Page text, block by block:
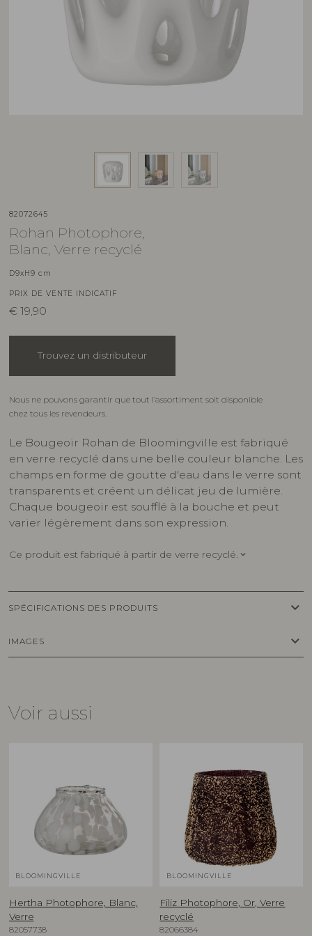
82072645
Rohan Photophore,
Blanc, Verre recyclé
D9xH9 cm
PRIX DE VENTE INDICATIF
€ 19,90
Trouvez un distributeur
Nous ne pouvons garantir que tout l’assortiment soit disponible
chez tous les revendeurs.
Le Bougeoir Rohan de Bloomingville est fabriqué
en verre recyclé dans une belle couleur blanche. Les
champs en forme de goutte d'eau dans le verre sont
transparents et créent un délicat jeu de lumière.
Chaque bougeoir est soufflé à la bouche et peut
varier légèrement dans son expression.
Ce produit est fabriqué à partir de verre recyclé. keyboard_arrow_down
SPÉCIFICATIONS DES PRODUITS keyboard_arrow_down
IMAGES keyboard_arrow_down
Voir aussi
BLOOMINGVILLE
Hertha Photophore, Blanc,
Verre
82057738
BLOOMINGVILLE
Filiz Photophore, Or, Verre
recyclé
82066384